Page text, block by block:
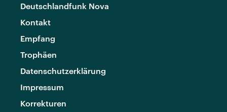
Deutschlandfunk Nova
Kontakt
Empfang
Trophäen
Datenschutzerklärung
Impressum
Korrekturen